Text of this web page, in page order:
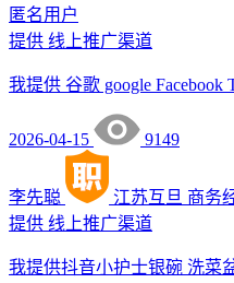
匿名用户
提供 线上推广渠道
我提供 谷歌 google Facebook
2026-04-15 9149
李先聪 江苏互旦 商务
提供 线上推广渠道
我提供抖音小护士银碗 洗菜